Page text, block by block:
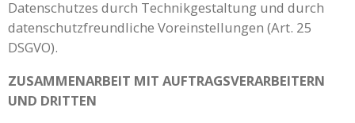
Datenschutzes durch Technikgestaltung und durch
datenschutzfreundliche Voreinstellungen (Art. 25
DSGVO).
ZUSAMMENARBEIT MIT AUFTRAGSVERARBEITERN
UND DRITTEN